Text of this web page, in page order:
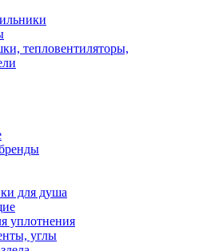
тепловентиляторы,
для душа
уплотнения
углы